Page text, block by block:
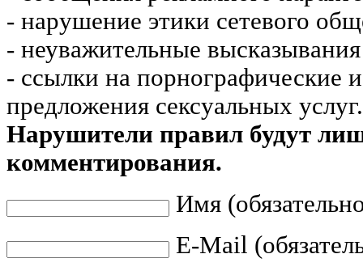
- нарушение этики сетевого
- неуважительные
- ссылки на порнографические
предложения сексуальных услуг.
Нарушители правил будут
комментирования.
Имя
E-Mail